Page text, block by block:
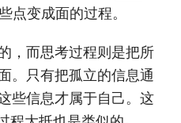
点变成面的过程。
，而思考过程则是把所
。只有把孤立的信息通
些信息才属于自己。这